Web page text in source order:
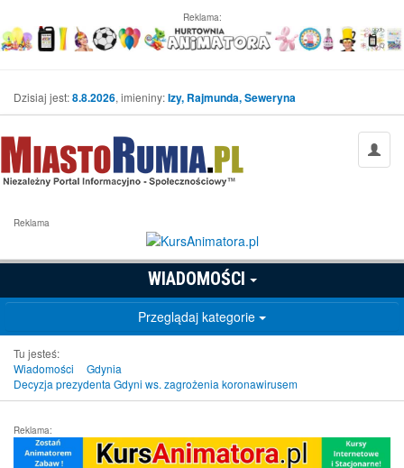
Reklama:
Dzisiaj jest:8.8.2026, imieniny:Izy, Rajmunda, Seweryna
Reklama
WIADOMOŚCI
Przeglądaj kategorie
Tu jesteś:
Wiadomości
Gdynia
Decyzja prezydenta Gdyni ws. zagrożenia koronawirusem
Reklama: